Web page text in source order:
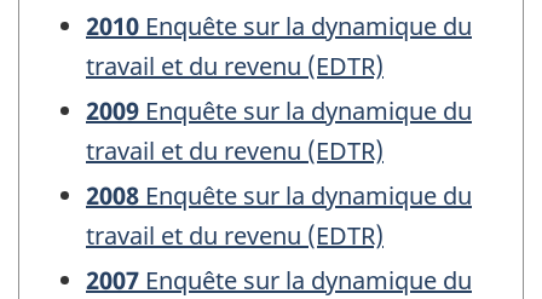
2010 Enquête sur la dynamique du
travail et du revenu (EDTR)
2009 Enquête sur la dynamique du
travail et du revenu (EDTR)
2008 Enquête sur la dynamique du
travail et du revenu (EDTR)
2007 Enquête sur la dynamique du